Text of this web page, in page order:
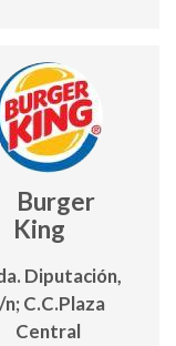
1
Burger
King
Diputación,
n; C.C.Plaza
Central